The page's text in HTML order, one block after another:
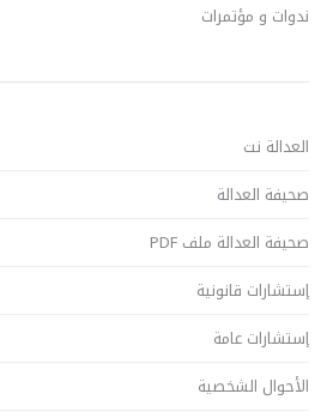
ندوات و مؤتمرات
العدالة نت
صحيفة العدالة
صحيفة العدالة ملف PDF
إستشارات قانونية
إستشارات عامة
الأحوال الشخصية